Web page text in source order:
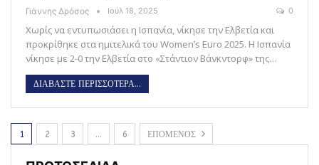
Γιάννης Δρόσος Ιούλ 18, 2025 0
Χωρίς να εντυπωσιάσει η Ισπανία, νίκησε την Ελβετία και
προκρίθηκε στα ημιτελικά του Women’s Euro 2025. Η Ισπανία
νίκησε με 2-0 την Ελβετία στο «Στάντιον Βάνκντορφ» της…
ΔΙΑΒΑΣΤΕ ΠΕΡΙΣΣΟΤΕΡΑ...
1 2 3 … 6 ΕΠΟΜΕΝΟΣ